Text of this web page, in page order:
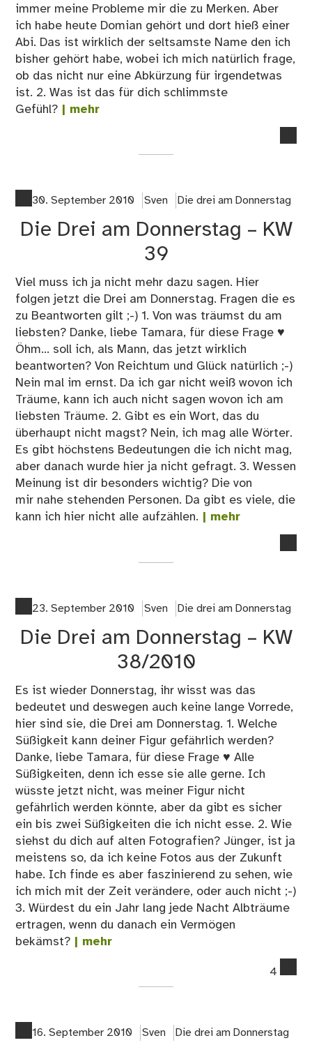
immer meine Probleme mir die zu Merken. Aber
ich habe heute Domian gehört und dort hieß einer
Abi. Das ist wirklich der seltsamste Name den ich
bisher gehört habe, wobei ich mich natürlich frage,
ob das nicht nur eine Abkürzung für irgendetwas
ist. 2. Was ist das für dich schlimmste
Gefühl? | mehr
30. September 2010 Sven Die drei am Donnerstag
Die Drei am Donnerstag – KW
39
Viel muss ich ja nicht mehr dazu sagen. Hier
folgen jetzt die Drei am Donnerstag. Fragen die es
zu Beantworten gilt ;-) 1. Von was träumst du am
liebsten? Danke, liebe Tamara, für diese Frage ♥
Öhm... soll ich, als Mann, das jetzt wirklich
beantworten? Von Reichtum und Glück natürlich ;-)
Nein mal im ernst. Da ich gar nicht weiß wovon ich
Träume, kann ich auch nicht sagen wovon ich am
liebsten Träume. 2. Gibt es ein Wort, das du
überhaupt nicht magst? Nein, ich mag alle Wörter.
Es gibt höchstens Bedeutungen die ich nicht mag,
aber danach wurde hier ja nicht gefragt. 3. Wessen
Meinung ist dir besonders wichtig? Die von
mir nahe stehenden Personen. Da gibt es viele, die
kann ich hier nicht alle aufzählen. | mehr
23. September 2010 Sven Die drei am Donnerstag
Die Drei am Donnerstag – KW
38/2010
Es ist wieder Donnerstag, ihr wisst was das
bedeutet und deswegen auch keine lange Vorrede,
hier sind sie, die Drei am Donnerstag. 1. Welche
Süßigkeit kann deiner Figur gefährlich werden?
Danke, liebe Tamara, für diese Frage ♥ Alle
Süßigkeiten, denn ich esse sie alle gerne. Ich
wüsste jetzt nicht, was meiner Figur nicht
gefährlich werden könnte, aber da gibt es sicher
ein bis zwei Süßigkeiten die ich nicht esse. 2. Wie
siehst du dich auf alten Fotografien? Jünger, ist ja
meistens so, da ich keine Fotos aus der Zukunft
habe. Ich finde es aber faszinierend zu sehen, wie
ich mich mit der Zeit verändere, oder auch nicht ;-)
3. Würdest du ein Jahr lang jede Nacht Albträume
ertragen, wenn du danach ein Vermögen
bekämst? | mehr
4
16. September 2010 Sven Die drei am Donnerstag